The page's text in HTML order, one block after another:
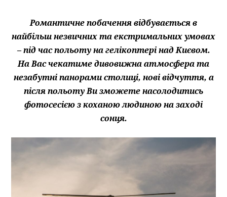
Романтичне побачення відбувається в
найбільш незвичних та екстримальних умовах
– під час польоту на гелікоптері над Києвом.
На Вас чекатиме дивовижна атмосфера та
незабутні панорами столиці, нові відчуття, а
після польоту Ви зможете насолодитись
фотосесією з коханою людиною на заході
сонця.